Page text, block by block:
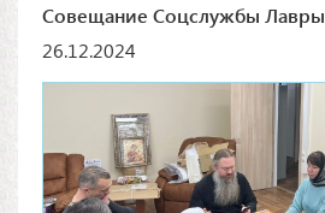
Совещание Соцслужбы
26.12.2024